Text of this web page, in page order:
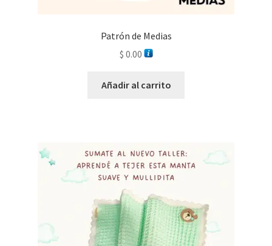
Patrón de Medias
$ 0.00
Añadir al carrito